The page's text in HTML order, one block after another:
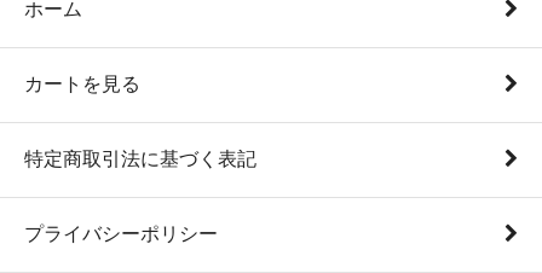
ホーム
カートを見る
特定商取引法に基づく表記
プライバシーポリシー